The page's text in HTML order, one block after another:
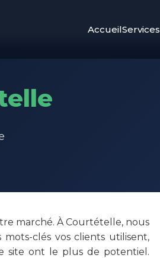
AccueilServices
marché. À Courtételle, nous
clés vos clients utilisent,
site ont le plus de potentiel.